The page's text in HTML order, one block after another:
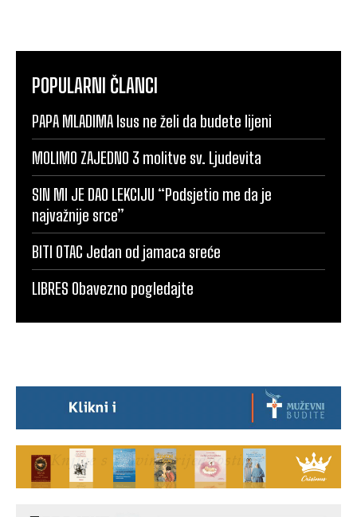
POPULARNI ČLANCI
PAPA MLADIMA Isus ne želi da budete lijeni
MOLIMO ZAJEDNO 3 molitve sv. Ljudevita
SIN MI JE DAO LEKCIJU “Podsjetio me da je
najvažnije srce”
BITI OTAC Jedan od jamaca sreće
LIBRES Obavezno pogledajte